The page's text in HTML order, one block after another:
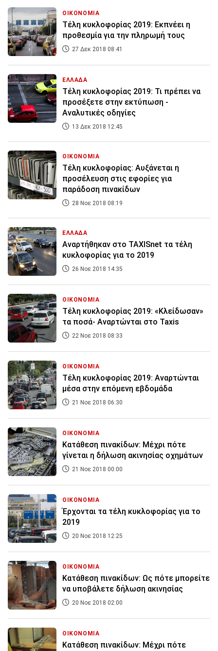
ΟΙΚΟΝΟΜΙΑ
Τέλη κυκλοφορίας 2019: Εκπνέει η
προθεσμία για την πληρωμή τους
27 Δεκ 2018 08:41
ΕΛΛΑΔΑ
Τέλη κυκλοφορίας 2019: Τι πρέπει να
προσέξετε στην εκτύπωση -
Αναλυτικές οδηγίες
13 Δεκ 2018 12:45
ΟΙΚΟΝΟΜΙΑ
Τέλη κυκλοφορίας: Αυξάνεται η
προσέλευση στις εφορίες για
παράδοση πινακίδων
28 Νοε 2018 08:19
ΕΛΛΑΔΑ
Αναρτήθηκαν στο TAXISnet τα τέλη
κυκλοφορίας για το 2019
26 Νοε 2018 14:35
ΟΙΚΟΝΟΜΙΑ
Τέλη κυκλοφορίας 2019: «Κλείδωσαν»
τα ποσά- Αναρτώνται στο Taxis
22 Νοε 2018 08:33
ΟΙΚΟΝΟΜΙΑ
Τέλη κυκλοφορίας 2019: Αναρτώνται
μέσα στην επόμενη εβδομάδα
21 Νοε 2018 06:30
ΟΙΚΟΝΟΜΙΑ
Κατάθεση πινακίδων: Μέχρι πότε
γίνεται η δήλωση ακινησίας οχημάτων
21 Νοε 2018 00:00
ΟΙΚΟΝΟΜΙΑ
Έρχονται τα τέλη κυκλοφορίας για το
2019
20 Νοε 2018 12:25
ΟΙΚΟΝΟΜΙΑ
Κατάθεση πινακίδων: Ως πότε μπορείτε
να υποβάλετε δήλωση ακινησίας
20 Νοε 2018 02:00
ΟΙΚΟΝΟΜΙΑ
Κατάθεση πινακίδων: Μέχρι πότε